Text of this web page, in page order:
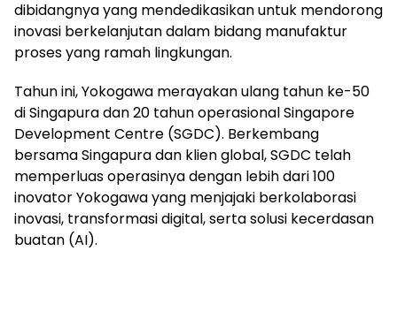
dibidangnya yang mendedikasikan untuk mendorong
inovasi berkelanjutan dalam bidang manufaktur
proses yang ramah lingkungan.
Tahun ini, Yokogawa merayakan ulang tahun ke-50
di Singapura dan 20 tahun operasional Singapore
Development Centre (SGDC). Berkembang
bersama Singapura dan klien global, SGDC telah
memperluas operasinya dengan lebih dari 100
inovator Yokogawa yang menjajaki berkolaborasi
inovasi, transformasi digital, serta solusi kecerdasan
buatan (AI).